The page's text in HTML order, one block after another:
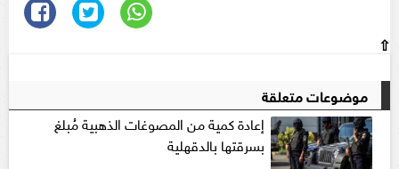
⇧
موضوعات متعلقة
إعادة كمية من المصوغات الذهبية مُبلغ
بسرقتها بالدقهلية